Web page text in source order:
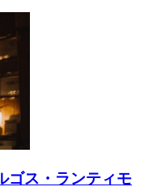
ゴス・ランティモ